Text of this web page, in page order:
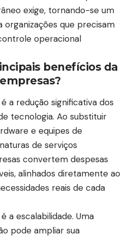
exige, tornando-se um
que precisam
operacional
benefícios da
a redução significativa dos
tecnologia. Ao substituir
e equipes de
de serviços
convertem despesas
alinhados diretamente ao
reais de cada
a escalabilidade. Uma
pode ampliar sua